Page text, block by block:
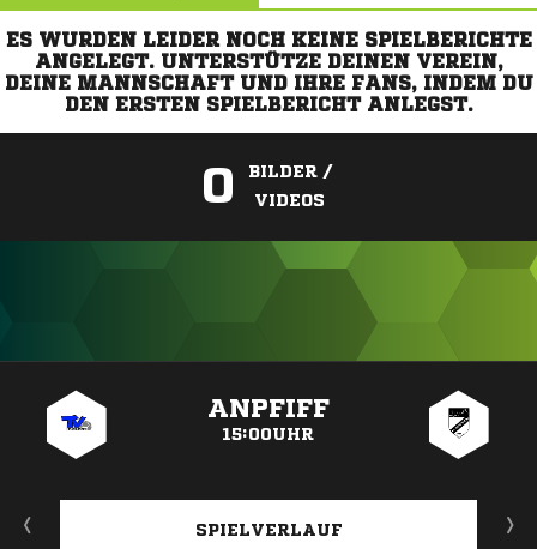
ES WURDEN LEIDER NOCH KEINE SPIELBERICHTE
ANGELEGT. UNTERSTÜTZE DEINEN VEREIN,
DEINE MANNSCHAFT UND IHRE FANS, INDEM DU
DEN ERSTEN SPIELBERICHT ANLEGST.
0
BILDER /
VIDEOS
ANPFIFF
15:00UHR
SPIELVERLAUF